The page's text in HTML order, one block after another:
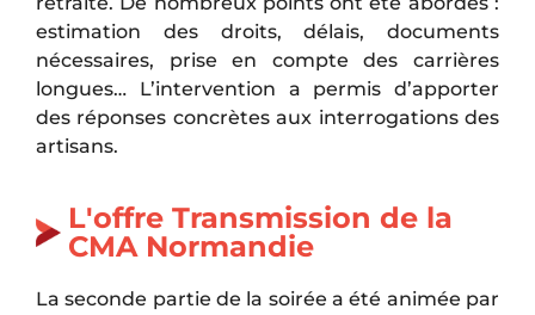
estimation des droits, délais, documents
nécessaires, prise en compte des carrières
longues… L’intervention a permis d’apporter
des réponses concrètes aux interrogations des
artisans.
L'offre Transmission de la
CMA Normandie
La seconde partie de la soirée a été animée par